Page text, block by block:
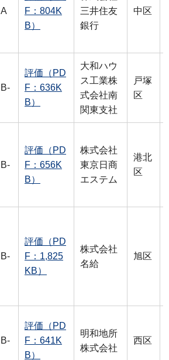
A
F：804K
B）
三井住友
銀行
中区
B-
評価（PD
F：636K
B）
大和ハウ
ス工業株
式会社南
関東支社
戸塚
区
B-
評価（PD
F：656K
B）
株式会社
東京日商
エステム
港北
区
B-
評価（PD
F：1,825
KB）
株式会社
名給
旭区
B-
評価（PD
F：641K
B）
明和地所
株式会社
西区